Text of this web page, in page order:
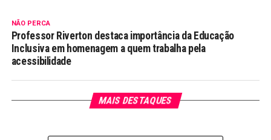
NÃO PERCA
Professor Riverton destaca importância da Educação
Inclusiva em homenagem a quem trabalha pela
acessibilidade
MAIS DESTAQUES